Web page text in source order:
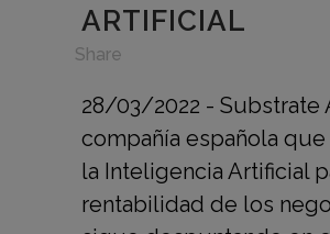
ARTIFICIAL
Share
28/03/2022 - Substrate
compañía española
la Inteligencia Artificial
rentabilidad de los